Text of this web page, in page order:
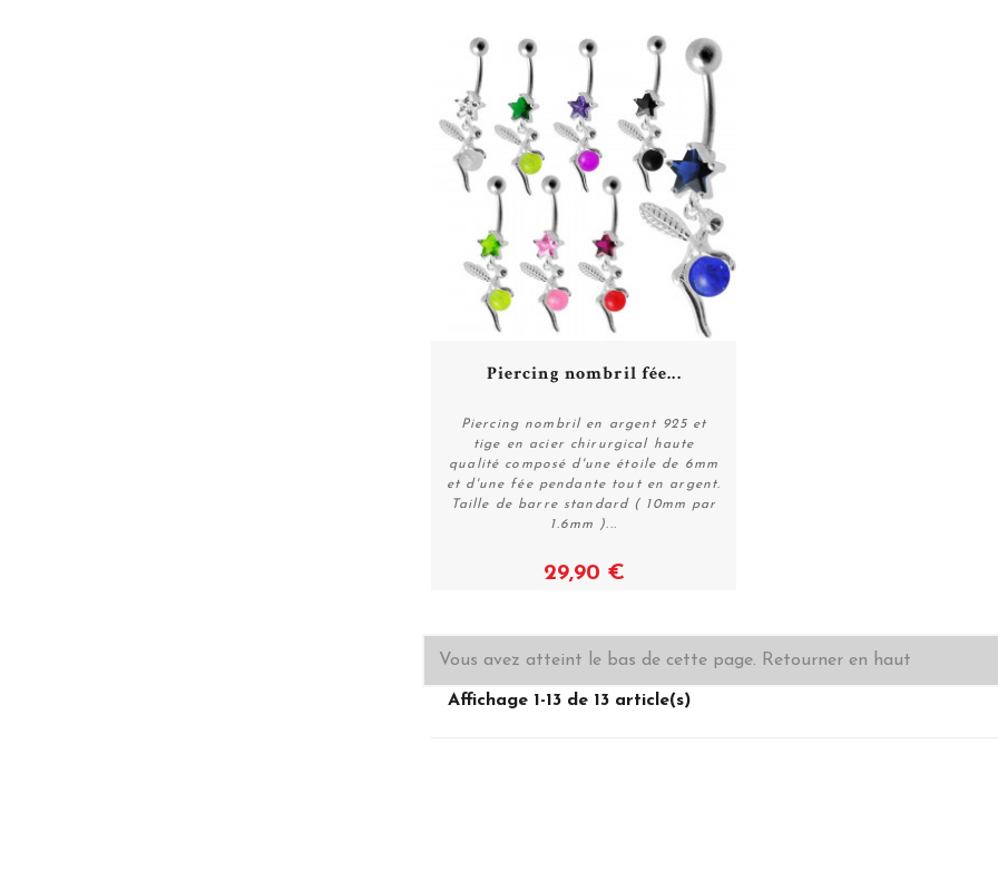
Plus de détails
Piercing nombril fée...
Piercing nombril en argent 925 et
tige en acier chirurgical haute
qualité composé d'une étoile de 6mm
et d'une fée pendante tout en argent.
Taille de barre standard ( 10mm par
1.6mm )...
29,90 €
Vous avez atteint le bas de cette page. Retourner en haut
Affichage 1-13 de 13 article(s)